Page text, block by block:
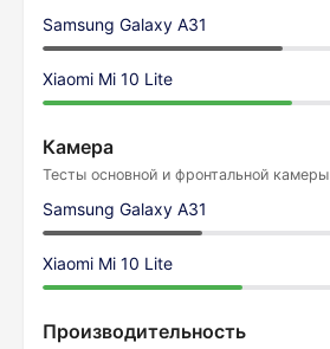
Samsung Galaxy A31
Xiaomi Mi 10 Lite
Камера
Тесты основной и фронтальной камеры
Samsung Galaxy A31
Xiaomi Mi 10 Lite
Производительность